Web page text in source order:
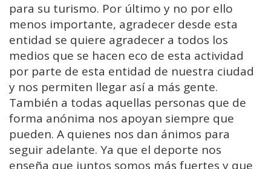
para su turismo. Por último y no por ello
menos importante, agradecer desde esta
entidad se quiere agradecer a todos los
medios que se hacen eco de esta actividad
por parte de esta entidad de nuestra ciudad
y nos permiten llegar así a más gente.
También a todas aquellas personas que de
forma anónima nos apoyan siempre que
pueden. A quienes nos dan ánimos para
seguir adelante. Ya que el deporte nos
enseña que juntos somos más fuertes y que